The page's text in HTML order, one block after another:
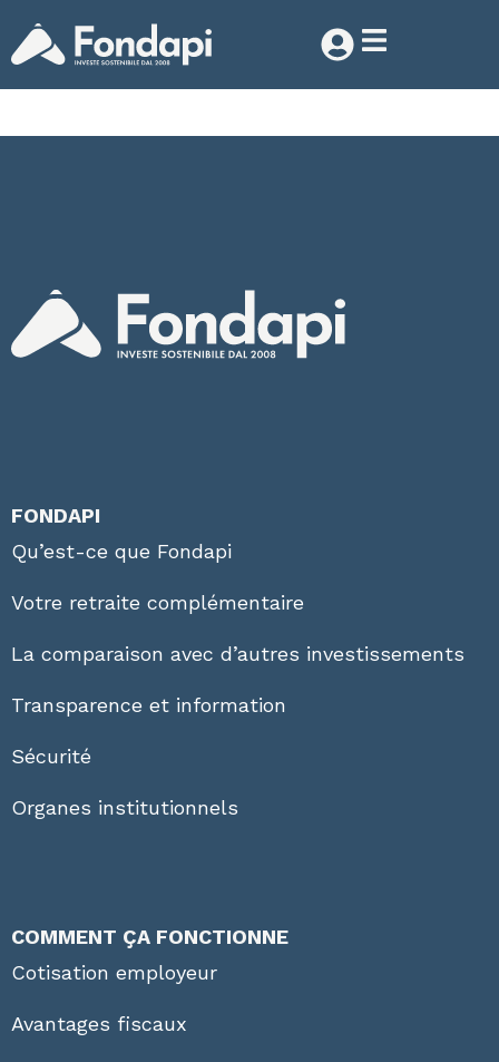
FONDAPI
Qu’est-ce que Fondapi
Votre retraite complémentaire
La comparaison avec d’autres investissements
Transparence et information
Sécurité
Organes institutionnels
COMMENT ÇA FONCTIONNE
Cotisation employeur
Avantages fiscaux